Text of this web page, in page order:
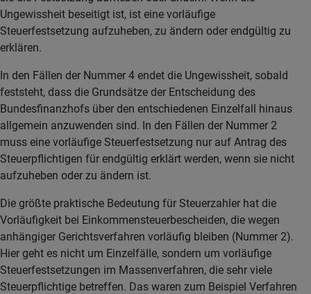
Ungewissheit beseitigt ist, ist eine vorläufige
Steuerfestsetzung aufzuheben, zu ändern oder endgültig zu
erklären.
In den Fällen der Nummer 4 endet die Ungewissheit, sobald
feststeht, dass die Grundsätze der Entscheidung des
Bundesfinanzhofs über den entschiedenen Einzelfall hinaus
allgemein anzuwenden sind. In den Fällen der Nummer 2
muss eine vorläufige Steuerfestsetzung nur auf Antrag des
Steuerpflichtigen für endgültig erklärt werden, wenn sie nicht
aufzuheben oder zu ändern ist.
Die größte praktische Bedeutung für Steuerzahler hat die
Vorläufigkeit bei Einkommensteuerbescheiden, die wegen
anhängiger Gerichtsverfahren vorläufig bleiben (Nummer 2).
Hier geht es nicht um Einzelfälle, sondern um vorläufige
Steuerfestsetzungen im Massenverfahren, die sehr viele
Steuerpflichtige betreffen. Das waren zum Beispiel Verfahren